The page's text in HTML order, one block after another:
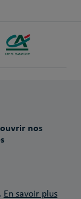
nos
En savoir plus